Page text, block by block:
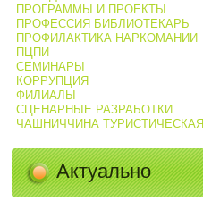
ПРОГРАММЫ И ПРОЕКТЫ
ПРОФЕССИЯ БИБЛИОТЕКАРЬ
ПРОФИЛАКТИКА НАРКОМАНИИ
ПЦПИ
СЕМИНАРЫ
КОРРУПЦИЯ
ФИЛИАЛЫ
СЦЕНАРНЫЕ РАЗРАБОТКИ
ЧАШНИЧЧИНА ТУРИСТИЧЕСКАЯ
Актуально